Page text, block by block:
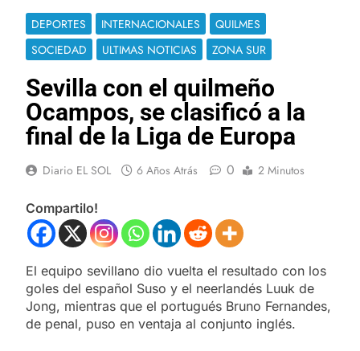
DEPORTES INTERNACIONALES
QUILMES
SOCIEDAD
ULTIMAS NOTICIAS ZONA SUR
Sevilla con el quilmeño
Ocampos, se clasificó a la
final de la Liga de Europa
Diario EL SOL 6 Años Atrás 0 2 Minutos
Compartilo!
El equipo sevillano dio vuelta el resultado con los
goles del español Suso y el neerlandés Luuk de
Jong, mientras que el portugués Bruno Fernandes,
de penal, puso en ventaja al conjunto inglés.